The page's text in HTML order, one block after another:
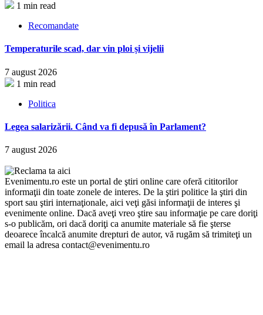
1 min read
Recomandate
Temperaturile scad, dar vin ploi și vijelii
7 august 2026
1 min read
Politica
Legea salarizării. Când va fi depusă în Parlament?
7 august 2026
Evenimentu.ro este un portal de ştiri online care oferă cititorilor
informaţii din toate zonele de interes. De la ştiri politice la ştiri din
sport sau ştiri internaţionale, aici veţi găsi informaţii de interes şi
evenimente online. Dacă aveţi vreo ştire sau informaţie pe care doriţi
s-o publicăm, ori dacă doriţi ca anumite materiale să fie şterse
deoarece încalcă anumite drepturi de autor, vă rugăm să trimiteţi un
email la adresa contact@evenimentu.ro